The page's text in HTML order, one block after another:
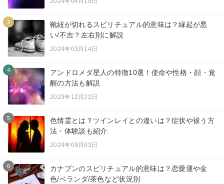
3
靴紐が切れるスピリチュアル的意味は？縁起が悪
い/不吉？左右別に解説
2024年03月14日
4
アンドロメダ星人の特徴10選！使命や性格・顔・覚
醒の方法も解説
2023年12月22日
5
色情霊とは？ツインレイとの違いは？症状や祓う方
法・体験談も紹介
2024年09月03日
6
カナブンのスピリチュアル的意味は？恋愛運や金
色/ベランダ/茶色など状況別